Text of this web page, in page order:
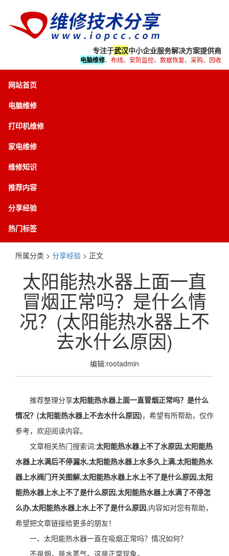
专注于武汉中小企业服务解决方案提供商
电脑维修、布线、安防监控、数据恢复、采购、回收
网站首页
电脑维修
打印机维修
家电维修
维修知识
推荐内容
分享经验
热门标签
所属分类 > 分享经验 > 正文
太阳能热水器上面一直
冒烟正常吗？是什么情
况？(太阳能热水器上不
去水什么原因)
编辑:rootadmin
推荐整理分享太阳能热水器上面一直冒烟正常吗？是什么
情况？(太阳能热水器上不去水什么原因)，希望有所帮助，仅作
参考，欢迎阅读内容。
文章相关热门搜索词:太阳能热水器上不了水原因,太阳能热
水器上水满后不停漏水,太阳能热水器上水多久上满,太阳能热水
器上水阀门开关图解,太阳能热水器上水上不了是什么原因,太阳
能热水器上水上不了是什么原因,太阳能热水器上水满了不停怎
么办,太阳能热水器上水上不了是什么原因,内容如对您有帮助，
希望把文章链接给更多的朋友！
一、太阳能热水器一直在吸烟正常吗？情况如何？
不是烟，是水蒸气。这是正常现象。